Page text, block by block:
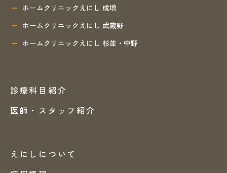
ホームクリニックえにし 成増
ホームクリニックえにし 武蔵野
ホームクリニックえにし 杉並・中野
診療科目紹介
医師・スタッフ紹介
えにしについて